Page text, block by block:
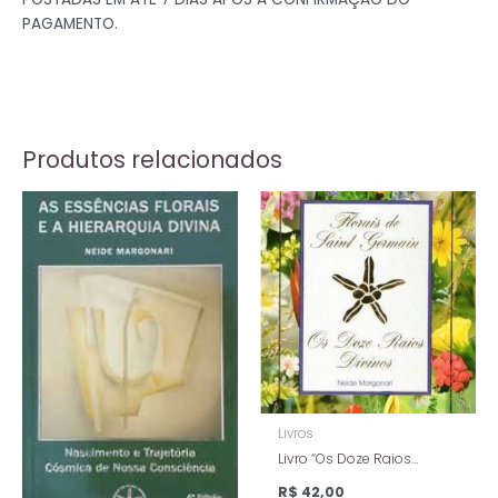
PAGAMENTO.
Produtos relacionados
Livros
Livro “Os Doze Raios
R$ 42,00